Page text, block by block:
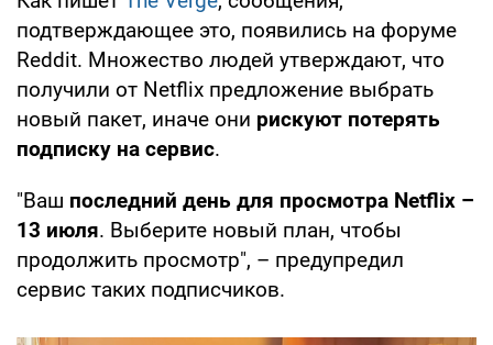
подтверждающее это, появились на форуме
Reddit. Множество людей утверждают, что
получили от Netflix предложение выбрать
новый пакет, иначе они рискуют потерять
подписку на сервис.
"Ваш последний день для просмотра Netflix –
13 июля. Выберите новый план, чтобы
продолжить просмотр", – предупредил
сервис таких подписчиков.